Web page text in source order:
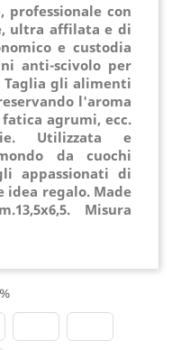
professionale con
ultra affilata e di
e custodia
anti-scivolo per
gli alimenti
l'aroma
agrumi, ecc.
Utilizzata e
da cuochi
appassionati di
idea regalo.Made
Misura